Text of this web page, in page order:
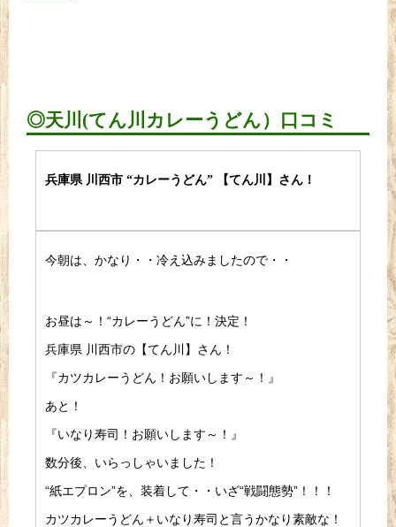
◎天川(てん川カレーうどん）口コミ
兵庫県 川西市 “カレーうどん” 【てん川】さん！
今朝は、かなり・・冷え込みましたので・・
お昼は～！“カレーうどん”に！決定！
兵庫県 川西市の【てん川】さん！
『カツカレーうどん！お願いします～！』
あと！
『いなり寿司！お願いします～！』
数分後、いらっしゃいました！
“紙エプロン”を、装着して・・いざ“戦闘態勢”！！！
カツカレーうどん＋いなり寿司と言うかなり素敵な！